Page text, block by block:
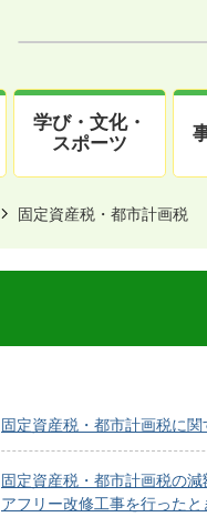
学び・文化・
スポーツ
固定資産税・都市計画税
固定資産税・都市計画税に関
固定資産税・都市計画税の減
アフリー改修工事を行ったと